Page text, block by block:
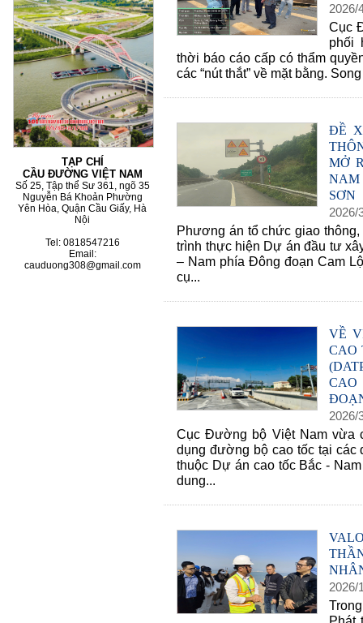
TẠP CHÍ
CẦU ĐƯỜNG VIỆT NAM
Số 25, Tập thể Sư 361, ngõ 35
Nguyễn Bá Khoản Phường
Yên Hòa, Quận Cầu Giấy, Hà
Nội
Tel: 0818547216
Email:
cauduong308@gmail.com
2026/
Cục
phối
thời báo cáo cấp có thẩm
các “nút thắt” về mặt bằng.
ĐỀ
MỞ
SƠN
2026/
Phương án tổ chức giao
trình thực hiện Dự án đầu tư
– Nam phía Đông đoạn Cam
cụ...
VỀ
CAO
CAO
2026/
Cục Đường bộ Việt Nam vừa
dụng đường bộ cao tốc tại các
thuộc Dự án cao tốc Bắc -
dung...
2026/
60 NĂM ĐIỆN BIÊN PHỦ
70 NĂM GTVT VIỆT
2015)